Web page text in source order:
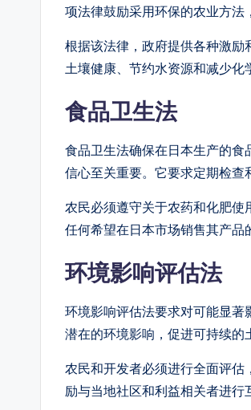
项法律鼓励采用环保的农业方法
根据该法律，政府提供各种激
土壤健康、节约水资源和减少化
食品卫生法
食品卫生法确保在日本生产的
信心至关重要。它要求定期检查
农民必须遵守关于农药和化肥
任何希望在日本市场销售其产品
环境影响评估法
环境影响评估法要求对可能显
潜在的环境影响，促进可持续的
农民和开发者必须进行全面评
励与当地社区和利益相关者进行